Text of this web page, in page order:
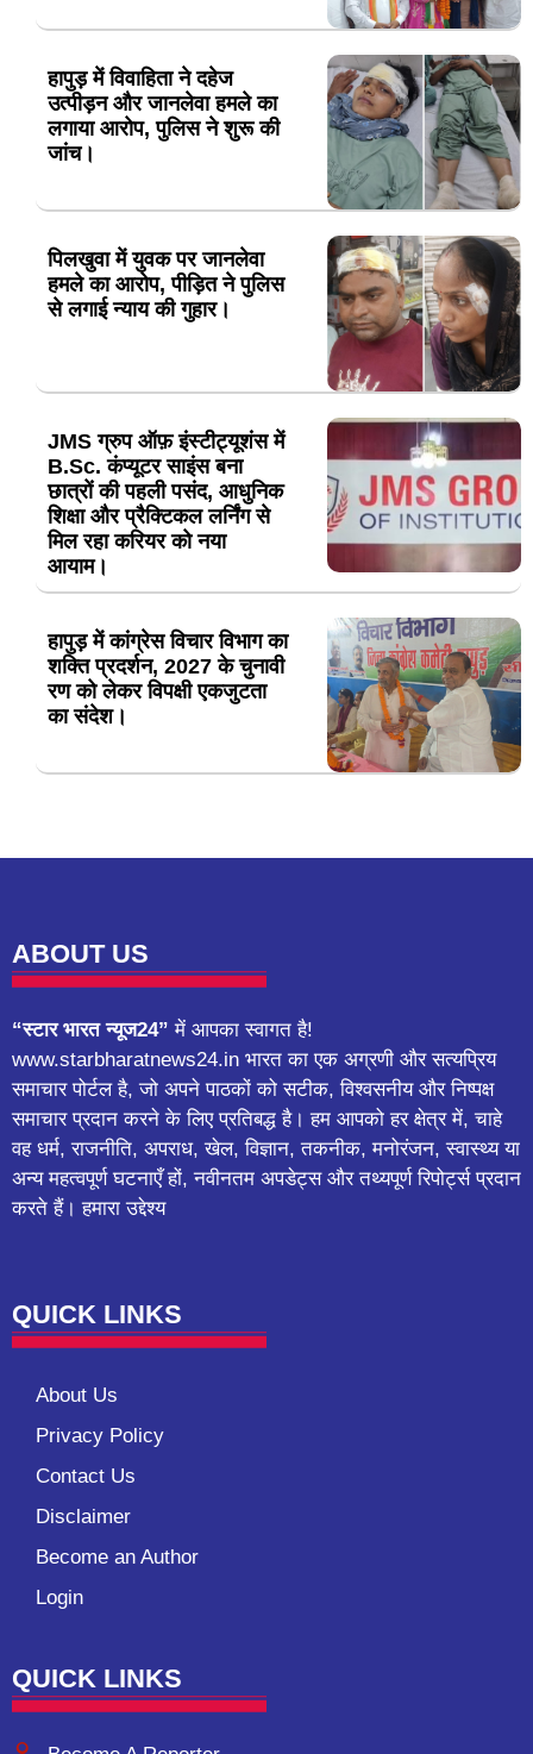
हापुड़ में विवाहिता ने दहेज
उत्पीड़न और जानलेवा हमले का
लगाया आरोप, पुलिस ने शुरू की
जांच।
पिलखुवा में युवक पर जानलेवा
हमले का आरोप, पीड़ित ने पुलिस
से लगाई न्याय की गुहार।
JMS ग्रुप ऑफ़ इंस्टीट्यूशंस में
B.Sc. कंप्यूटर साइंस बना
छात्रों की पहली पसंद, आधुनिक
शिक्षा और प्रैक्टिकल लर्निंग से
मिल रहा करियर को नया
आयाम।
हापुड़ में कांग्रेस विचार विभाग का
शक्ति प्रदर्शन, 2027 के चुनावी
रण को लेकर विपक्षी एकजुटता
का संदेश।
ABOUT US
“स्टार भारत न्यूज24” में आपका स्वागत है!
www.starbharatnews24.in भारत का एक अग्रणी और सत्यप्रिय
समाचार पोर्टल है, जो अपने पाठकों को सटीक, विश्वसनीय और निष्पक्ष
समाचार प्रदान करने के लिए प्रतिबद्ध है। हम आपको हर क्षेत्र में, चाहे
वह धर्म, राजनीति, अपराध, खेल, विज्ञान, तकनीक, मनोरंजन, स्वास्थ्य या
अन्य महत्वपूर्ण घटनाएँ हों, नवीनतम अपडेट्स और तथ्यपूर्ण रिपोर्ट्स प्रदान
करते हैं। हमारा उद्देश्य
QUICK LINKS
About Us
Privacy Policy
Contact Us
Disclaimer
Become an Author
Login
QUICK LINKS